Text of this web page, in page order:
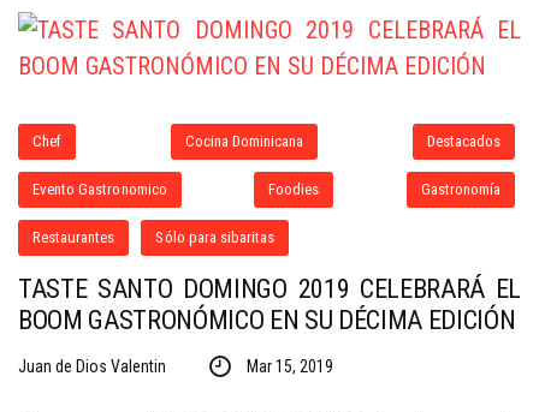
Chef Cocina Dominicana Destacados
Evento Gastronomico Foodies Gastronomía
Restaurantes Sólo para sibaritas
TASTE SANTO DOMINGO 2019 CELEBRARÁ EL
BOOM GASTRONÓMICO EN SU DÉCIMA EDICIÓN
Juan de Dios Valentin Mar 15, 2019